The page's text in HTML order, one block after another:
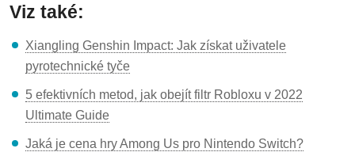
Viz také:
Xiangling Genshin Impact: Jak získat uživatele
pyrotechnické tyče
5 efektivních metod, jak obejít filtr Robloxu v 2022
Ultimate Guide
Jaká je cena hry Among Us pro Nintendo Switch?